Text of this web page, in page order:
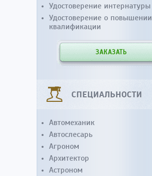
Удостоверение интернатуры
Удостоверение о повышении
квалификации
ЗАКАЗАТЬ
СПЕЦИАЛЬНОСТИ
Автомеханик
Автослесарь
Агроном
Архитектор
Астроном